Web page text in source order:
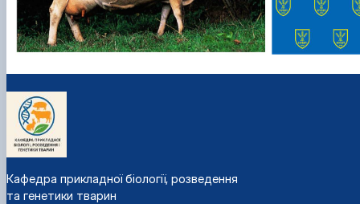
Кафедра прикладної біології, розведення
та генетики тварин